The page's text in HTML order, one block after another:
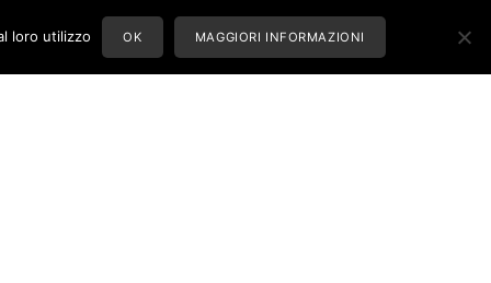
loro utilizzo OK MAGGIORI INFORMAZIONI